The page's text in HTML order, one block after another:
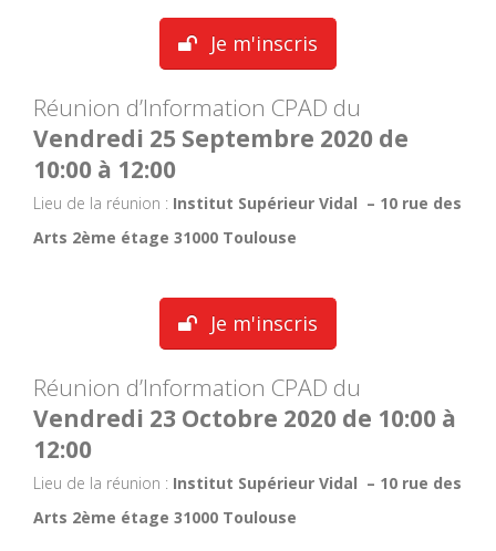
Je m'inscris
Réunion d’Information CPAD du
Vendredi 25 Septembre 2020 de
10:00 à 12:00
Lieu de la réunion : Institut Supérieur Vidal – 10 rue des
Arts 2ème étage 31000 Toulouse
Je m'inscris
Réunion d’Information CPAD du
Vendredi 23 Octobre 2020 de 10:00 à
12:00
Lieu de la réunion : Institut Supérieur Vidal – 10 rue des
Arts 2ème étage 31000 Toulouse